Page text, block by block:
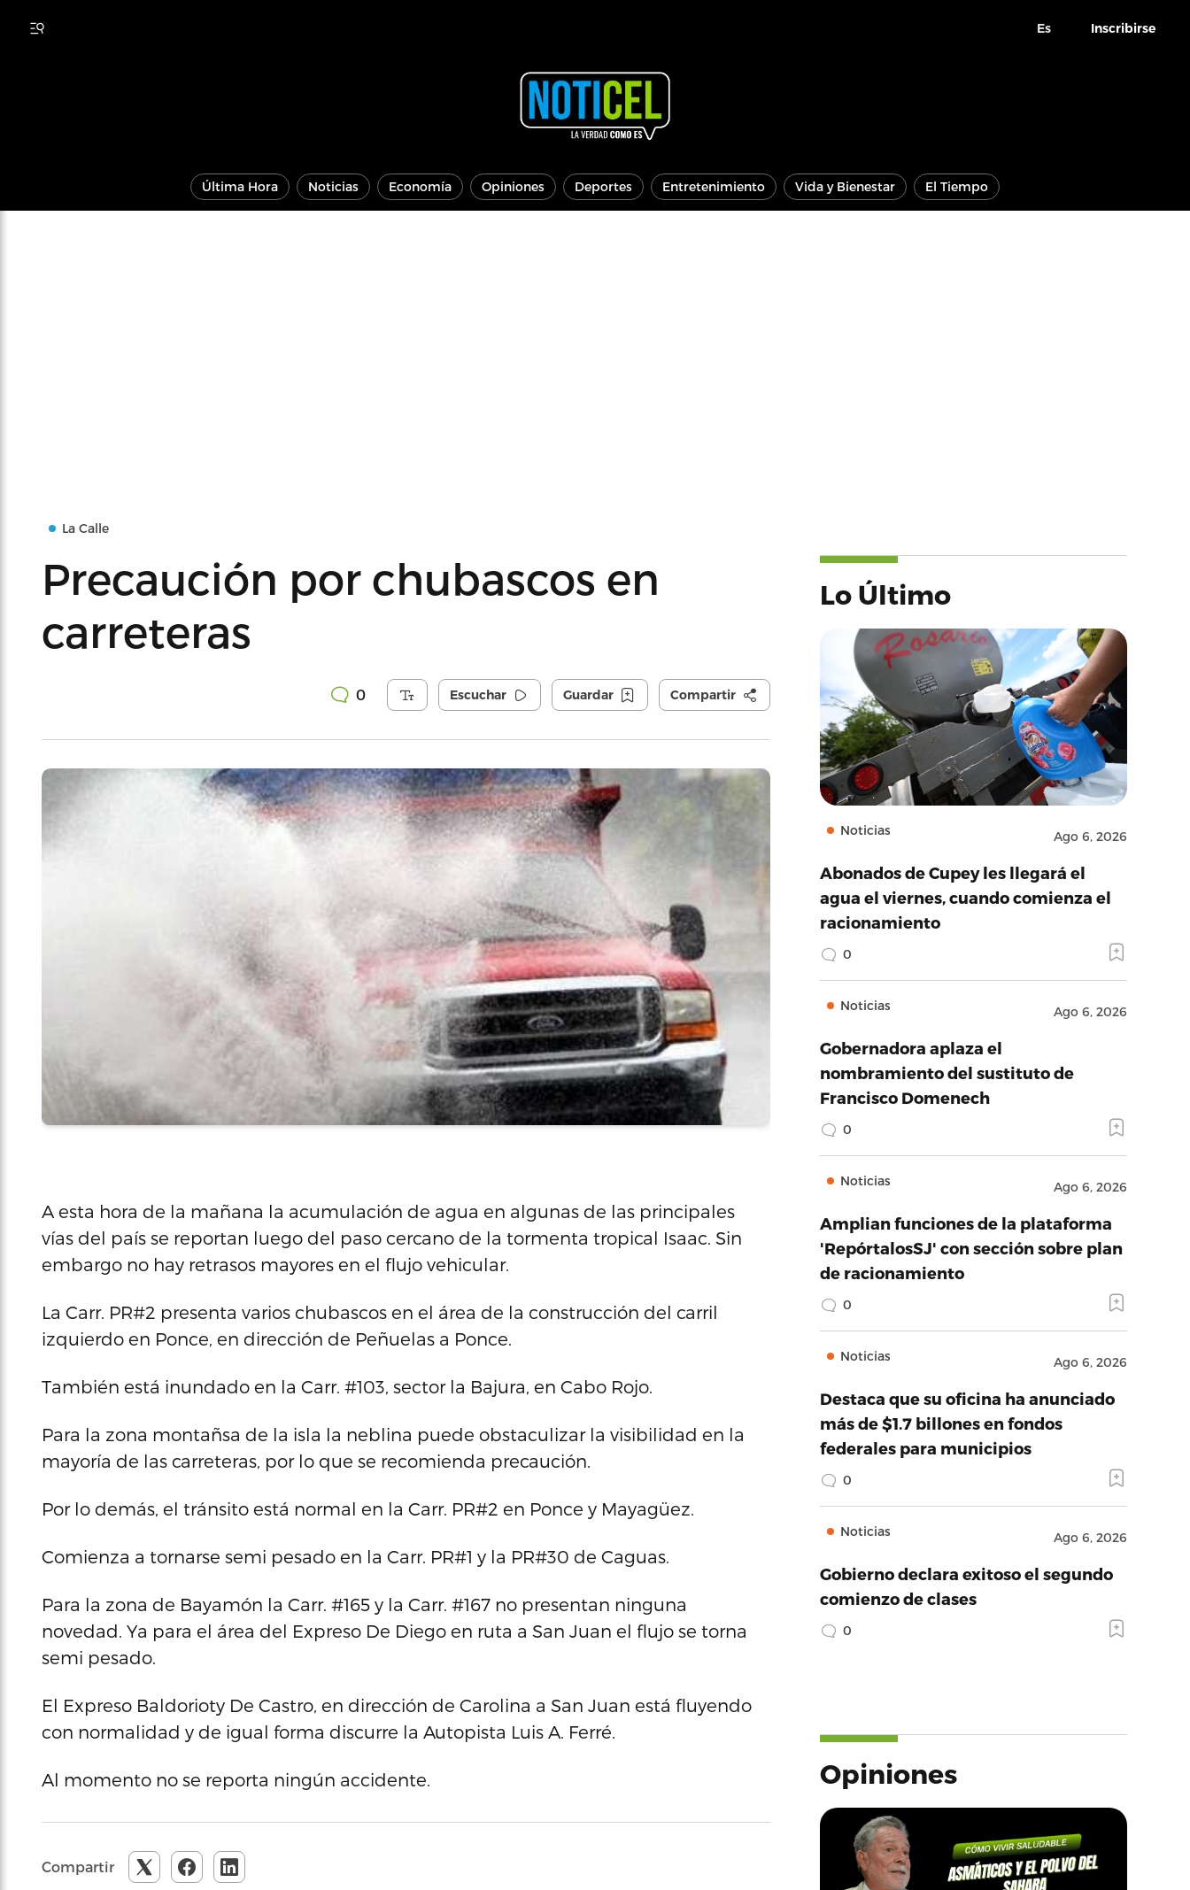
Es Inscribirse
Última Hora Noticias Economía Opiniones Deportes Entretenimiento Vida y Bienestar El Tiempo
La Calle
Precaución por chubascos en
carreteras
0 Escuchar Guardar Compartir
A esta hora de la mañana la acumulación de agua en algunas de las principales
vías del país se reportan luego del paso cercano de la tormenta tropical Isaac. Sin
embargo no hay retrasos mayores en el flujo vehicular.
La Carr. PR#2 presenta varios chubascos en el área de la construcción del carril
izquierdo en Ponce, en dirección de Peñuelas a Ponce.
También está inundado en la Carr. #103, sector la Bajura, en Cabo Rojo.
Para la zona montañsa de la isla la neblina puede obstaculizar la visibilidad en la
mayoría de las carreteras, por lo que se recomienda precaución.
Por lo demás, el tránsito está normal en la Carr. PR#2 en Ponce y Mayagüez.
Comienza a tornarse semi pesado en la Carr. PR#1 y la PR#30 de Caguas.
Para la zona de Bayamón la Carr. #165 y la Carr. #167 no presentan ninguna
novedad. Ya para el área del Expreso De Diego en ruta a San Juan el flujo se torna
semi pesado.
El Expreso Baldorioty De Castro, en dirección de Carolina a San Juan está fluyendo
con normalidad y de igual forma discurre la Autopista Luis A. Ferré.
Al momento no se reporta ningún accidente.
Compartir
Lo Último
Noticias Ago 6, 2026
Abonados de Cupey les llegará el
agua el viernes, cuando comienza el
racionamiento
0
Noticias Ago 6, 2026
Gobernadora aplaza el
nombramiento del sustituto de
Francisco Domenech
0
Noticias Ago 6, 2026
Amplian funciones de la plataforma
'RepórtalosSJ' con sección sobre plan
de racionamiento
0
Noticias Ago 6, 2026
Destaca que su oficina ha anunciado
más de $1.7 billones en fondos
federales para municipios
0
Noticias Ago 6, 2026
Gobierno declara exitoso el segundo
comienzo de clases
0
Opiniones